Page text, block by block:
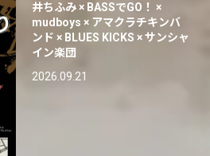
井ちふみ × BASSでGO！ ×
mudboys × アマクラチキンバ
ンド × BLUES KICKS × サンシャ
イン楽団
2026.09.21